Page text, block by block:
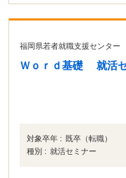
福岡県若者就職支援センター
Ｗｏｒｄ基礎 就活
対象卒年 : 既卒（転職）
種別 : 就活セミナー